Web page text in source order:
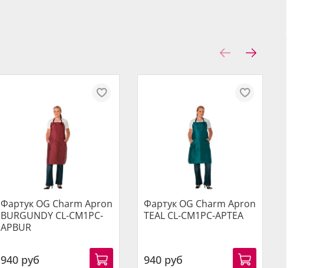
Фартук OG Charm Apron
BURGUNDY CL-CM1PC-
APBUR
940 руб
Фартук OG Charm Apron
TEAL CL-CM1PC-APTEA
940 руб